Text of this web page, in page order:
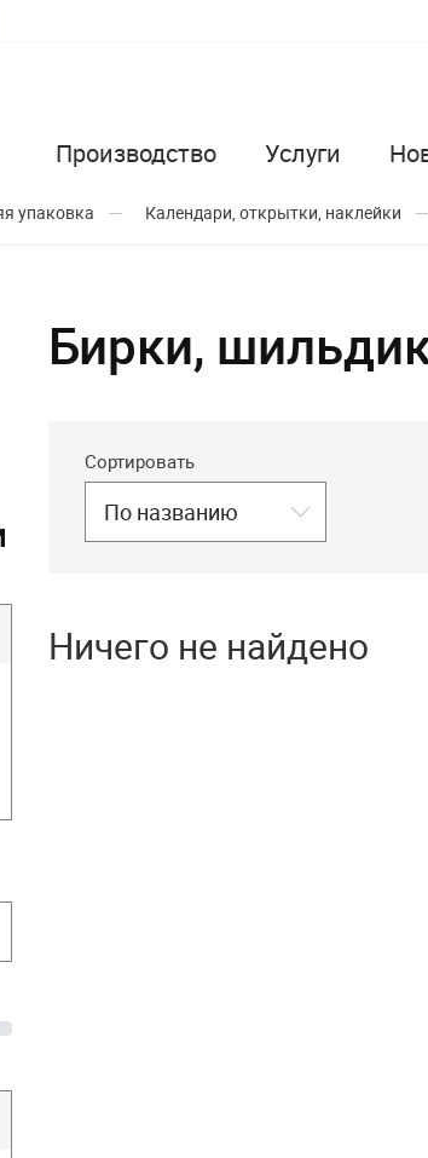
Производство Услуги
упаковка Календари, открытки, наклейки
Бирки,
Сортировать
По названию
Ничего не найдено